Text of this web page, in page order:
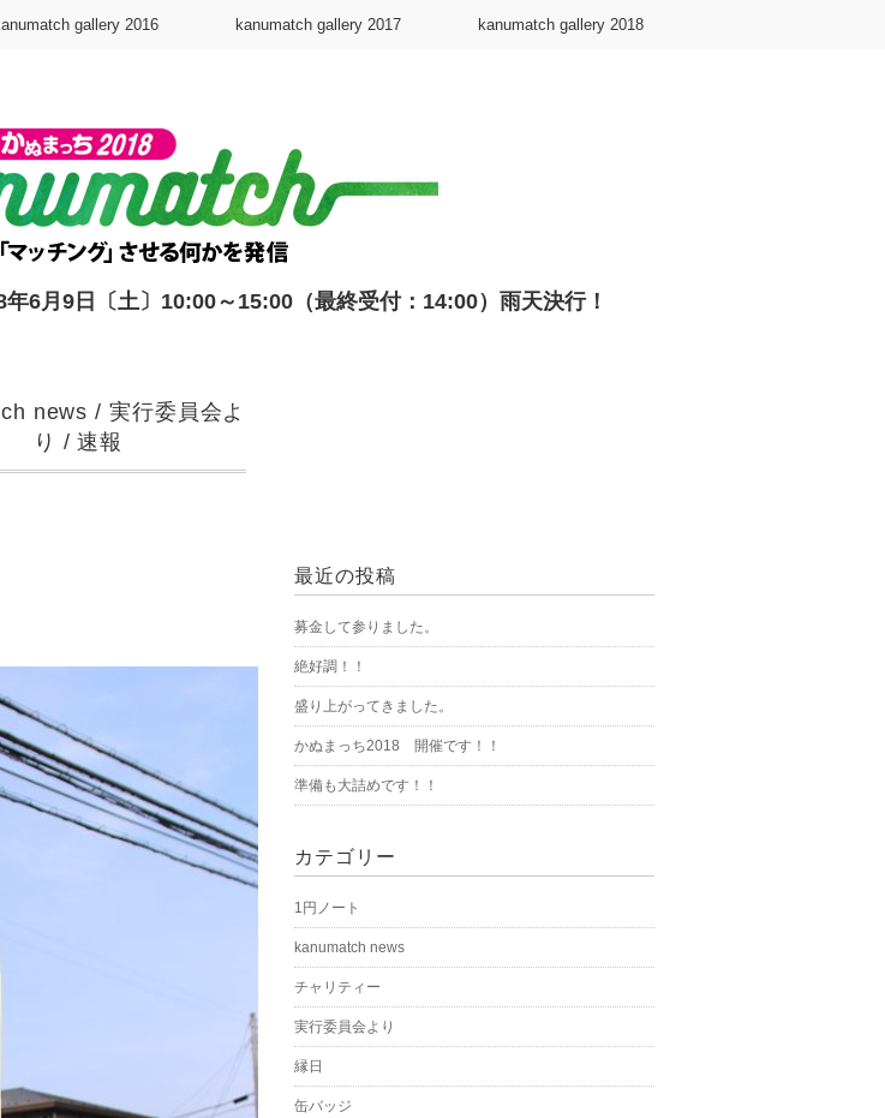
gallery 2016 kanumatch gallery 2017 kanumatch gallery 2018
6月9日〔土〕10:00～15:00（最終受付：14:00）雨天決行！
news / 実行委員会よ
り /速報
最近の投稿
募金して参りました。
絶好調！！
盛り上がってきました。
かぬまっち2018 開催です！！
準備も大詰めです！！
カテゴリー
1円ノート
kanumatch news
チャリティー
実行委員会より
縁日
缶バッジ